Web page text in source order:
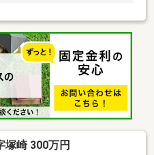
塚崎 300万円